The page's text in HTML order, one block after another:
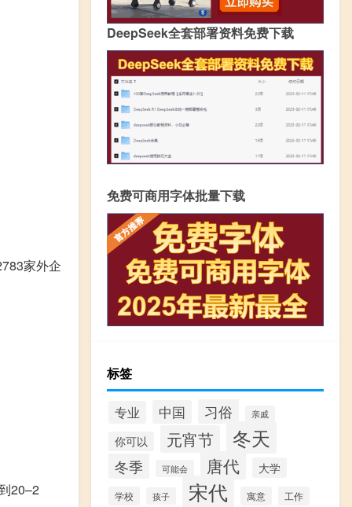
家外企
20–2
DeepSeek全套部署资料免费下载
免费可商用字体批量下载
标签
专业 中国 习俗 亲戚
你可以 元宵节 冬天
冬季 可能会 唐代 大学
学校 孩子 宋代 寓意 工作